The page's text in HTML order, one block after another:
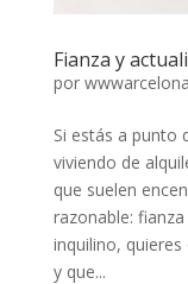
Fianza y
por wwwarcelona
Si estás a punto
viviendo de
que suelen
razonable:
inquilino,
y que...